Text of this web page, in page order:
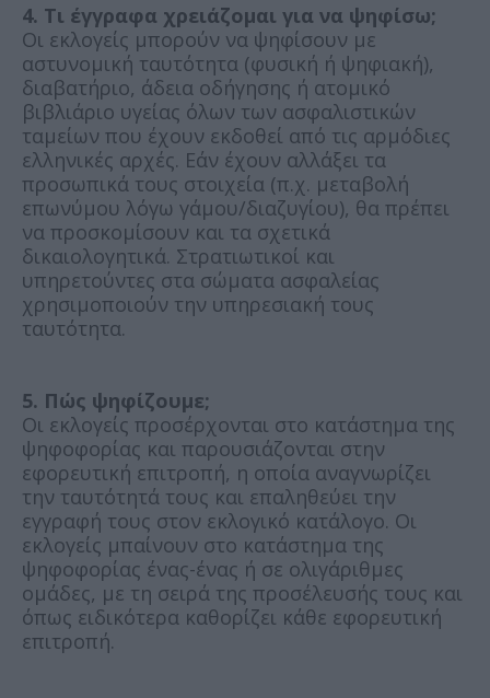
4. Τι έγγραφα χρειάζομαι για να ψηφίσω;
Οι εκλογείς μπορούν να ψηφίσουν με
αστυνομική ταυτότητα (φυσική ή ψηφιακή),
διαβατήριο, άδεια οδήγησης ή ατομικό
βιβλιάριο υγείας όλων των ασφαλιστικών
ταμείων που έχουν εκδοθεί από τις αρμόδιες
ελληνικές αρχές. Εάν έχουν αλλάξει τα
προσωπικά τους στοιχεία (π.χ. μεταβολή
επωνύμου λόγω γάμου/διαζυγίου), θα πρέπει
να προσκομίσουν και τα σχετικά
δικαιολογητικά. Στρατιωτικοί και
υπηρετούντες στα σώματα ασφαλείας
χρησιμοποιούν την υπηρεσιακή τους
ταυτότητα.
5. Πώς ψηφίζουμε;
Οι εκλογείς προσέρχονται στο κατάστημα της
ψηφοφορίας και παρουσιάζονται στην
εφορευτική επιτροπή, η οποία αναγνωρίζει
την ταυτότητά τους και επαληθεύει την
εγγραφή τους στον εκλογικό κατάλογο. Οι
εκλογείς μπαίνουν στο κατάστημα της
ψηφοφορίας ένας-ένας ή σε ολιγάριθμες
ομάδες, με τη σειρά της προσέλευσής τους και
όπως ειδικότερα καθορίζει κάθε εφορευτική
επιτροπή.